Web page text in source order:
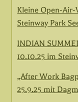
Kleine Open-Air-
Steinway Park
INDIAN
10.10.25 im
„After Work
25.9.25 mit